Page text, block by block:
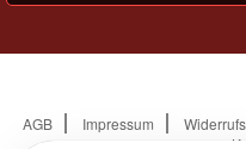
AGB Impressum